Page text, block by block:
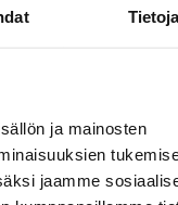
ja mainosten
jaamme
Surakka, Anete
takaa) [2019]
min